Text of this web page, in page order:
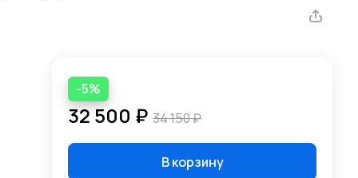
-5%
32 500 ₽ 34 150 ₽
В корзину